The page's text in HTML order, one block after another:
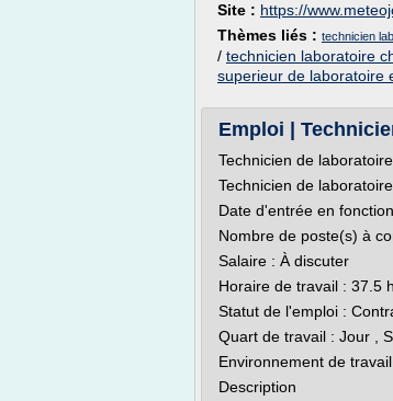
Site : https://
Thèmes liés : technicien
/ technicien laboratoire
superieur de laboratoire
Emploi |
Technicien de
Technicien de
Date d'entrée en
Nombre de poste(s) à
Salaire : À discuter
Horaire de travail : 37.5
Statut de l'emploi :
Quart de travail : Jour ,
Environnement de travail
Description